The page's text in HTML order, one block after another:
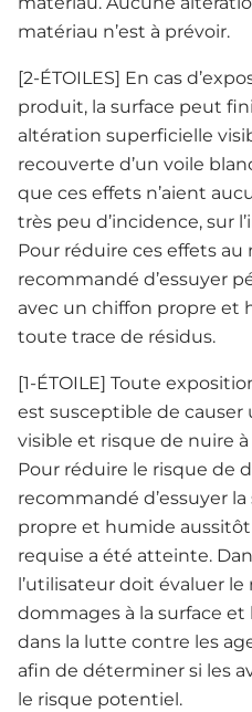
matériau n’est à prévoir.
[2-ÉTOILES] En cas
produit, la surface peut
altération superficielle
recouverte d’un voile
que ces effets n’aient
très peu d’incidence, sur
Pour réduire ces effets
recommandé d’essuyer
avec un chiffon propre et
toute trace de résidus.
[1-ÉTOILE] Toute
est susceptible de causer
visible et risque de nuire
Pour réduire le risque de
recommandé d’essuyer
propre et humide
requise a été atteinte.
l’utilisateur doit évaluer
dommages à la surface
dans la lutte contre les
afin de déterminer si les
le risque potentiel.